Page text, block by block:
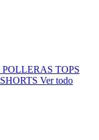
POLLERAS TOPS
SHORTS Ver todo